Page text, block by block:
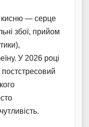
кисню — серце
збої, прийом
У 2026 році
постстресовий